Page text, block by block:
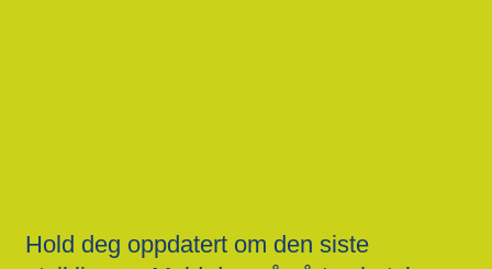
Hold deg oppdatert om den siste